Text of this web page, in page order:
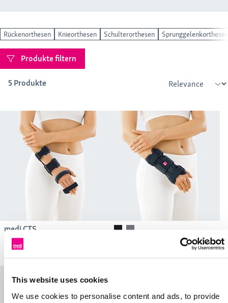
This website uses cookies
We use cookies to personalise content and ads, to provide
Rückenorthesen Knieorthesen Schulterorthesen Sprunggelenkorthesen
Produkte filtern
5 Produkte
medi CTS
Handgelenkorthese mit
Fingerfixierung